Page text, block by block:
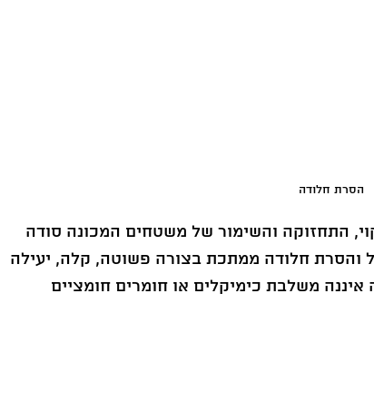
הסרת חלודה
התחזוקה והשימור של משטחים המכונה סודה
והסרת חלודה ממתכת בצורה פשוטה, קלה, יעילה
משלבת כימיקלים או חומרים חומציים